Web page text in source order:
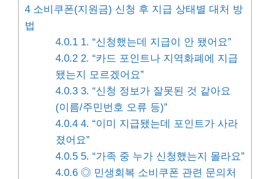
4 소비쿠폰(지원금) 신청 후 지급 상태별 대처 방
법
4.0.1 1. “신청했는데 지급이 안 됐어요”
4.0.2 2. “카드 포인트나 지역화폐에 지급
됐는지 모르겠어요”
4.0.3 3. “신청 정보가 잘못된 것 같아요
(이름/주민번호 오류 등)”
4.0.4 4. “이미 지급됐는데 포인트가 사라
졌어요”
4.0.5 5. “가족 중 누가 신청했는지 몰라요”
4.0.6 ◎ 민생회복 소비쿠폰 관련 문의처